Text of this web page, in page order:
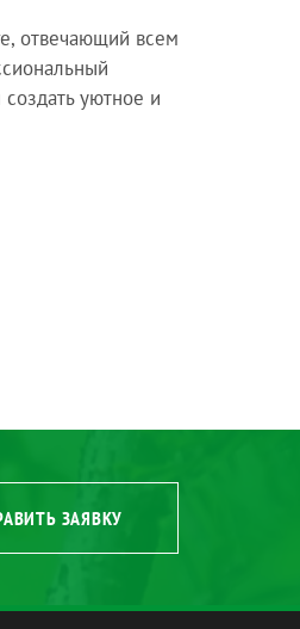
отвечающий всем
уютное и
ЗАЯВКУ